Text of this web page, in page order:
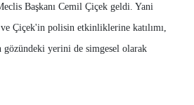
Başkanı Cemil Çiçek geldi. Yani
Çiçek'in polisin etkinliklerine katılımı,
gözündeki yerini de simgesel olarak